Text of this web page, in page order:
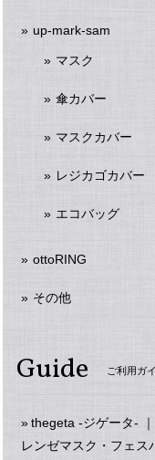
up-mark-sam
マスク
傘カバー
マスクカバー
レジカゴカバー
エコバッグ
ottoRING
その他
Guide ご利用ガ
thegeta -ジゲータ-
レンゼマスク・フェス